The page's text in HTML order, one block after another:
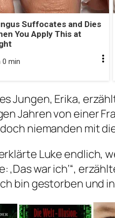
Suffocates and Dies
You Apply This at
0 min
Jungen, Erika,
Jahren von einer
niemanden mit
Luke endlich,
‚Das war ich‘“,
bin gestorben und